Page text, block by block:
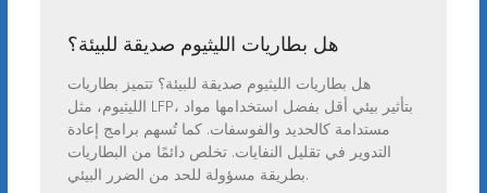
هل بطاريات الليثيوم صديقة للبيئة؟
هل بطاريات الليثيوم صديقة للبيئة؟ تتميز بطاريات
الليثيوم، مثل LFP، بتأثير بيئي أقل بفضل استخدامها مواد
مستدامة كالحديد والفوسفات. كما تُسهم برامج إعادة
التدوير في تقليل النفايات. تخلص دائمًا من البطاريات
بطريقة مسؤولة للحد من الضرر البيئي.